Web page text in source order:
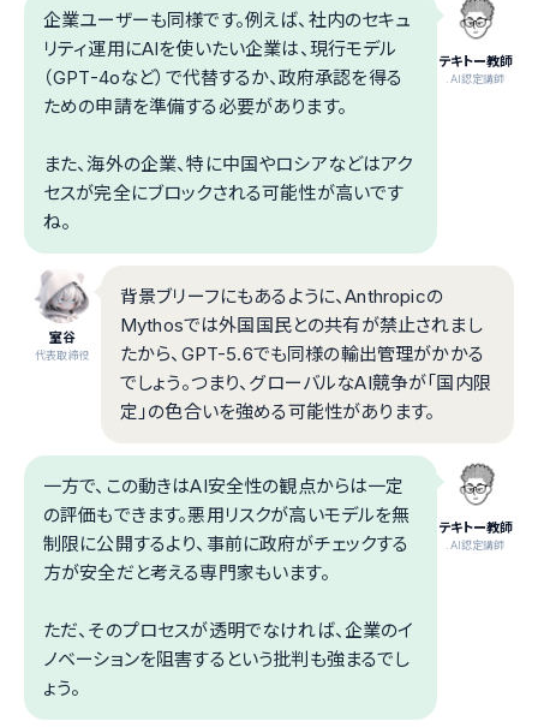
テキトー教師
.AI認定講師
企業ユーザーも同様です。例えば、社内のセキュ
リティ運用にAIを使いたい企業は、現行モデル
（GPT-4oなど）で代替するか、政府承認を得る
ための申請を準備する必要があります。
また、海外の企業、特に中国やロシアなどはアク
セスが完全にブロックされる可能性が高いです
ね。
室谷
代表取締役
背景ブリーフにもあるように、Anthropicの
Mythosでは外国国民との共有が禁止されまし
たから、GPT-5.6でも同様の輸出管理がかかる
でしょう。つまり、グローバルなAI競争が「国内限
定」の色合いを強める可能性があります。
テキトー教師
.AI認定講師
一方で、この動きはAI安全性の観点からは一定
の評価もできます。悪用リスクが高いモデルを無
制限に公開するより、事前に政府がチェックする
方が安全だと考える専門家もいます。
ただ、そのプロセスが透明でなければ、企業のイ
ノベーションを阻害するという批判も強まるでし
ょう。